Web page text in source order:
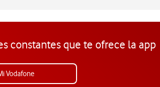
constantes que te ofrece la app
Vodafone